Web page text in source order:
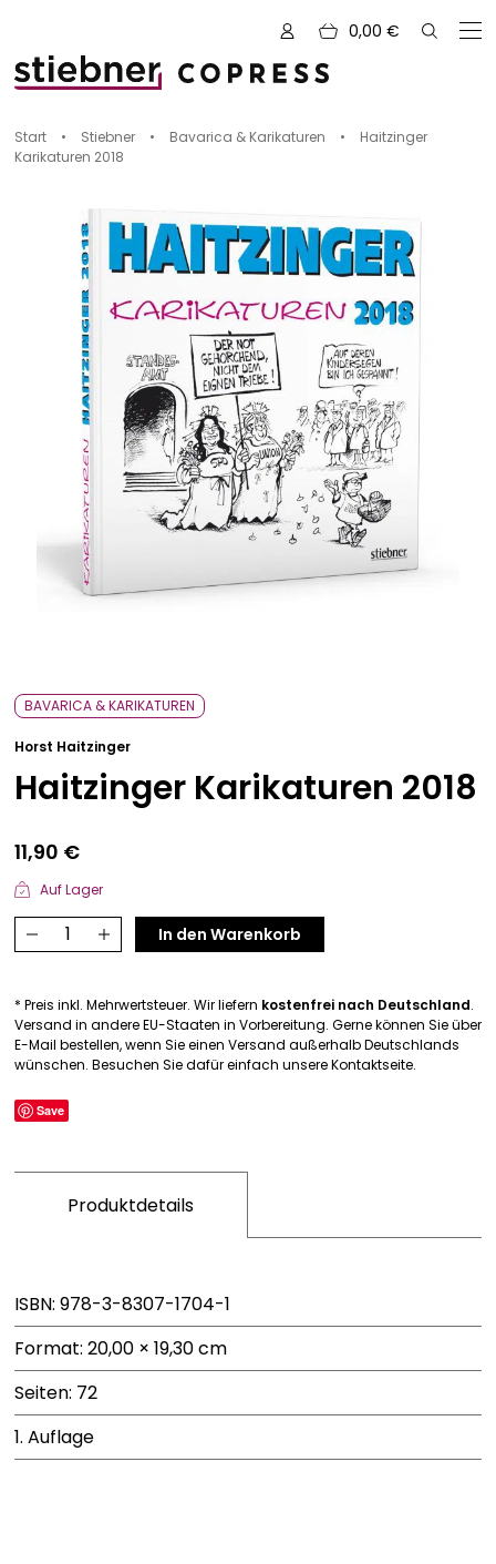
0,00 €
Alle Bücher
Neue Bücher
Kreativ mit Garn
Nähen und Fashion
Zeichnen, Gestalten & Design
Kulinarik & Genuss
Abenteuer & Outdoor
Bavarica & Karikaturen
NOVUM
Vorschauen
Sale
Start • Stiebner • Bavarica & Karikaturen •
Haitzinger
Karikaturen 2018
BAVARICA & KARIKATUREN
Horst Haitzinger
Haitzinger Karikaturen 2018
11,90 €
Auf Lager
Haitzinger
Karikaturen
Menge
In den Warenkorb
* Preis inkl. Mehrwertsteuer. Wir liefern kostenfrei nach Deutschland.
Versand in andere EU-Staaten in Vorbereitung. Gerne können Sie über
E-Mail bestellen, wenn Sie einen Versand außerhalb Deutschlands
wünschen. Besuchen Sie dafür einfach unsere Kontaktseite.
Save
Produktdetails
ISBN: 978-3-8307-1704-1
Format: 20,00 × 19,30 cm
Seiten: 72
1. Auflage